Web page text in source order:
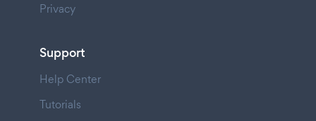
Privacy
Support
Help Center
Tutorials